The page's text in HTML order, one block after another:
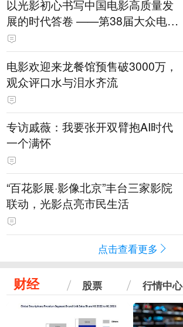
以光影初心书写中国电影高质量发
展的时代答卷 ——第38届大众电影
百花奖系列活动开幕晚会综述
电影欢迎来龙餐馆预售破3000万，
观众评口水与泪水齐流
专访戚薇：我要张开双臂抱AI时代
一个满怀
“百花影展·影像北京”丰台三家影院
联动，光影点亮市民生活
点击查看更多
财经 股票 行情中心